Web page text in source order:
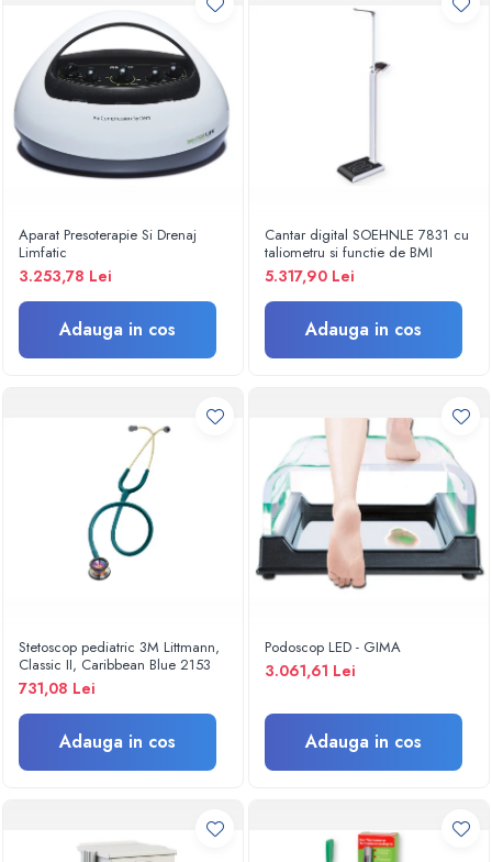
Criocautere
Consumabile medicale si Accesorii
cutii medicamente
Hartie
Accesorii pentru perfuzie
Filtre antibacteriene si antivirale
Garouri
Ochelari de protectie
Gel ECO
Cabluri EKG (10 fire)
Filtre antibacteriene
Alte dispozitive respiratorii
Clesti nazali
Investigare si diagnostic
Dermatoscoape
Audiometre
Diapazon
Aparat Presoterapie Si Drenaj
Limfatic
3.253,78 Lei
Adauga in cos
Cantar digital SOEHNLE 7831 cu
taliometru si functie de BMI
5.317,90 Lei
Adauga in cos
Stetoscop pediatric 3M Littmann,
Classic II, Caribbean Blue 2153
731,08 Lei
Adauga in cos
Podoscop LED - GIMA
3.061,61 Lei
Adauga in cos